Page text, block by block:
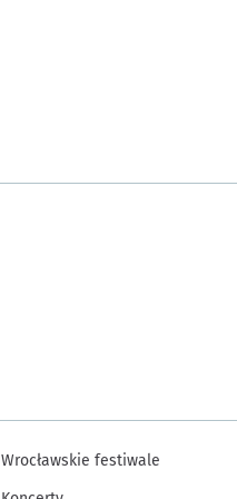
Wrocławskie festiwale